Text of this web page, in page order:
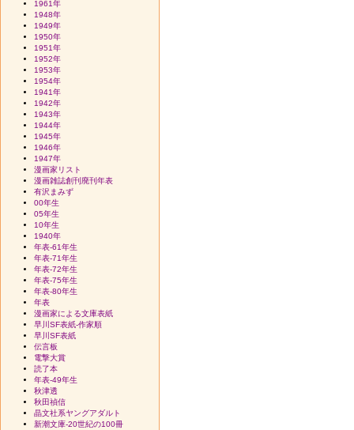
1961年
1948年
1949年
1950年
1951年
1952年
1953年
1954年
1941年
1942年
1943年
1944年
1945年
1946年
1947年
漫画家リスト
漫画雑誌創刊廃刊年表
有沢まみず
00年生
05年生
10年生
1940年
年表-61年生
年表-71年生
年表-72年生
年表-75年生
年表-80年生
年表
漫画家による文庫表紙
早川SF表紙-作家順
早川SF表紙
伝言板
電撃大賞
読了本
年表-49年生
秋津透
秋田禎信
晶文社系ヤングアダルト
新潮文庫-20世紀の100冊